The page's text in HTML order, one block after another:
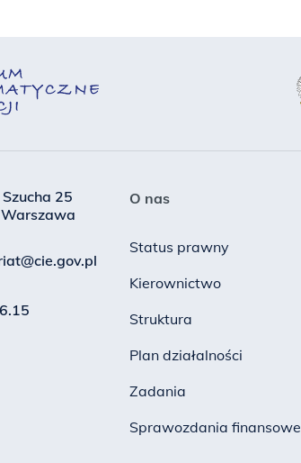
Szucha 25
O nas
Status prawny
Kierownictwo
Struktura
Plan działalności
Zadania
Sprawozdania finansowe